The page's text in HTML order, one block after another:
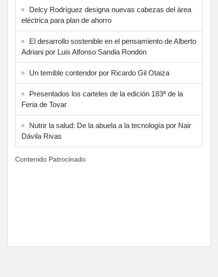
Delcy Rodríguez designa nuevas cabezas del área
eléctrica para plan de ahorro
El desarrollo sostenible en el pensamiento de Alberto
Adriani por Luis Alfonso Sandia Rondón
Un temible contendor por Ricardo Gil Otaiza
Presentados los carteles de la edición 183ª de la
Feria de Tovar
Nutrir la salud: De la abuela a la tecnología por Nair
Dávila Rivas
Contenido Patrocinado